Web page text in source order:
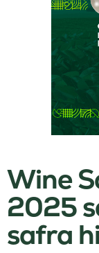
Wine
2025
safra